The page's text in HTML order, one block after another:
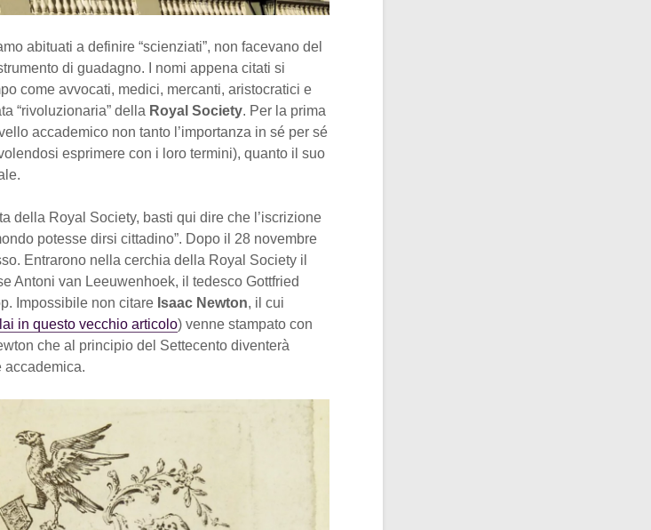
abituati a definire “scienziati”, non facevano del
di guadagno. I nomi appena citati si
come avvocati, medici, mercanti, aristocratici e
“rivoluzionaria” della Royal Society. Per la prima
accademico non tanto l’importanza in sé per sé
esprimere con i loro termini), quanto il suo
della Royal Society, basti qui dire che l’iscrizione
potesse dirsi cittadino”. Dopo il 28 novembre
Entrarono nella cerchia della Royal Society il
Antoni van Leeuwenhoek, il tedesco Gottfried
Impossibile non citare Isaac Newton, il cui
in questo vecchio articolo) venne stampato con
che al principio del Settecento diventerà
accademica.